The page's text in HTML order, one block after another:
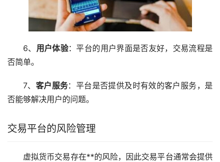
6、 用户体验：平台的用户界面是否友好，交易流程是
否简单。
7、 客户服务：平台是否提供及时有效的客户服务，是
否能够解决用户的问题。
交易平台的风险管理
虚拟货币交易存在**的风险，因此交易平台通常会提供